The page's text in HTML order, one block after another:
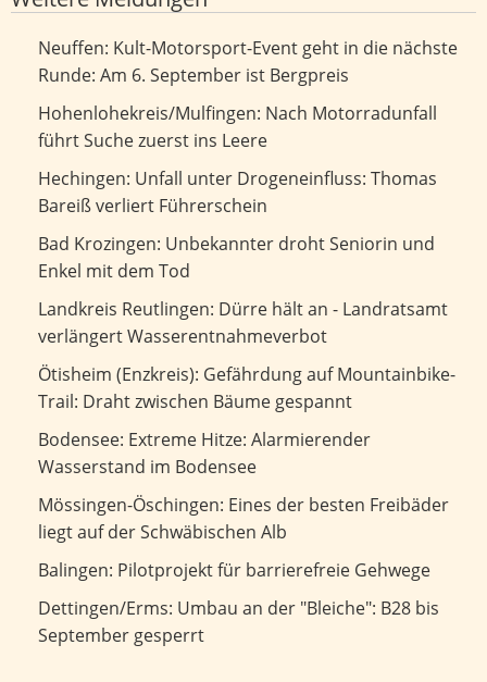
Kult-Motorsport-Event geht in die nächste Runde: Am 6.
September ist Bergpreis
Neuffen: Kult-Motorsport-Event geht in die nächste
Runde: Am 6. September ist Bergpreis
Nach Motorradunfall führt Suche zuerst ins Leere
Hohenlohekreis/Mulfingen: Nach Motorradunfall
führt Suche zuerst ins Leere
Unfall unter Drogeneinfluss: Thomas Bareiß verliert
Führerschein
Hechingen: Unfall unter Drogeneinfluss: Thomas
Bareiß verliert Führerschein
Unbekannter droht Seniorin und Enkel mit dem Tod
Bad Krozingen: Unbekannter droht Seniorin und
Enkel mit dem Tod
Dürre hält an - Landratsamt verlängert
Wasserentnahmeverbot
Landkreis Reutlingen: Dürre hält an - Landratsamt
verlängert Wasserentnahmeverbot
Gefährdung auf Mountainbike-Trail: Draht zwischen
Bäume gespannt
Ötisheim (Enzkreis): Gefährdung auf Mountainbike-
Trail: Draht zwischen Bäume gespannt
Extreme Hitze: Alarmierender Wasserstand im Bodensee
Bodensee: Extreme Hitze: Alarmierender
Wasserstand im Bodensee
Eines der besten Freibäder liegt auf der Schwäbischen Alb
Mössingen-Öschingen: Eines der besten Freibäder
liegt auf der Schwäbischen Alb
Pilotprojekt für barrierefreie Gehwege
Balingen: Pilotprojekt für barrierefreie Gehwege
Umbau an der "Bleiche": B28 bis September gesperrt
Dettingen/Erms: Umbau an der "Bleiche": B28 bis
September gesperrt